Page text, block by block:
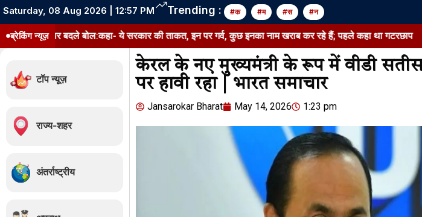
Saturday, 08 Aug 2026 | 12:57 PM Trending : #क #म #स #न
ब्रेकिंग न्यूज़
पर बदले बोल:कहा- ये सरकार की ताकत, इन पर गर्व, कुछ इनका नाम खराब कर रहे हैं; पहले कहा था गटरछाप Gold
टॉप न्यूज़
राज्य-शहर
अंतर्राष्ट्रीय
केरल के नए मुख्यमंत्री के रूप में वीडी
पर हावी रहा | भारत समाचार
Jansarokar Bharat May 14, 2026 1:23 pm
Jansarokar Bharat
सैफ अली खान बहन के